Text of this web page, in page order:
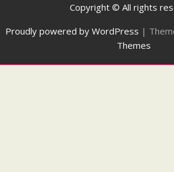
Copyright © All rights
Proudly powered by WordPress |
Themes